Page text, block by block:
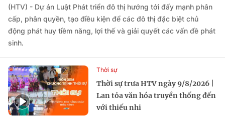
(HTV) - Dự án Luật Phát triển đô thị hướng tới đẩy mạnh phân
cấp, phân quyền, tạo điều kiện để các đô thị đặc biệt chủ
động phát huy tiềm năng, lợi thế và giải quyết các vấn đề phát
sinh.
Thời sự trưa HTV ngày 9/8/2026 |
Lan tỏa văn hóa truyền thống đến
với thiếu nhi
Thời sự